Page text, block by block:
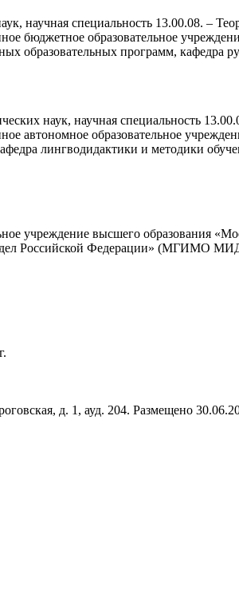
научная специальность 13.00.08. –
бюджетное образовательное
образовательных программ, кафедра
наук, научная специальность
автономное образовательное
лингводидактики и методики
учреждение высшего образования
Российской Федерации» (МГИМО
д. 1, ауд. 204. Размещено